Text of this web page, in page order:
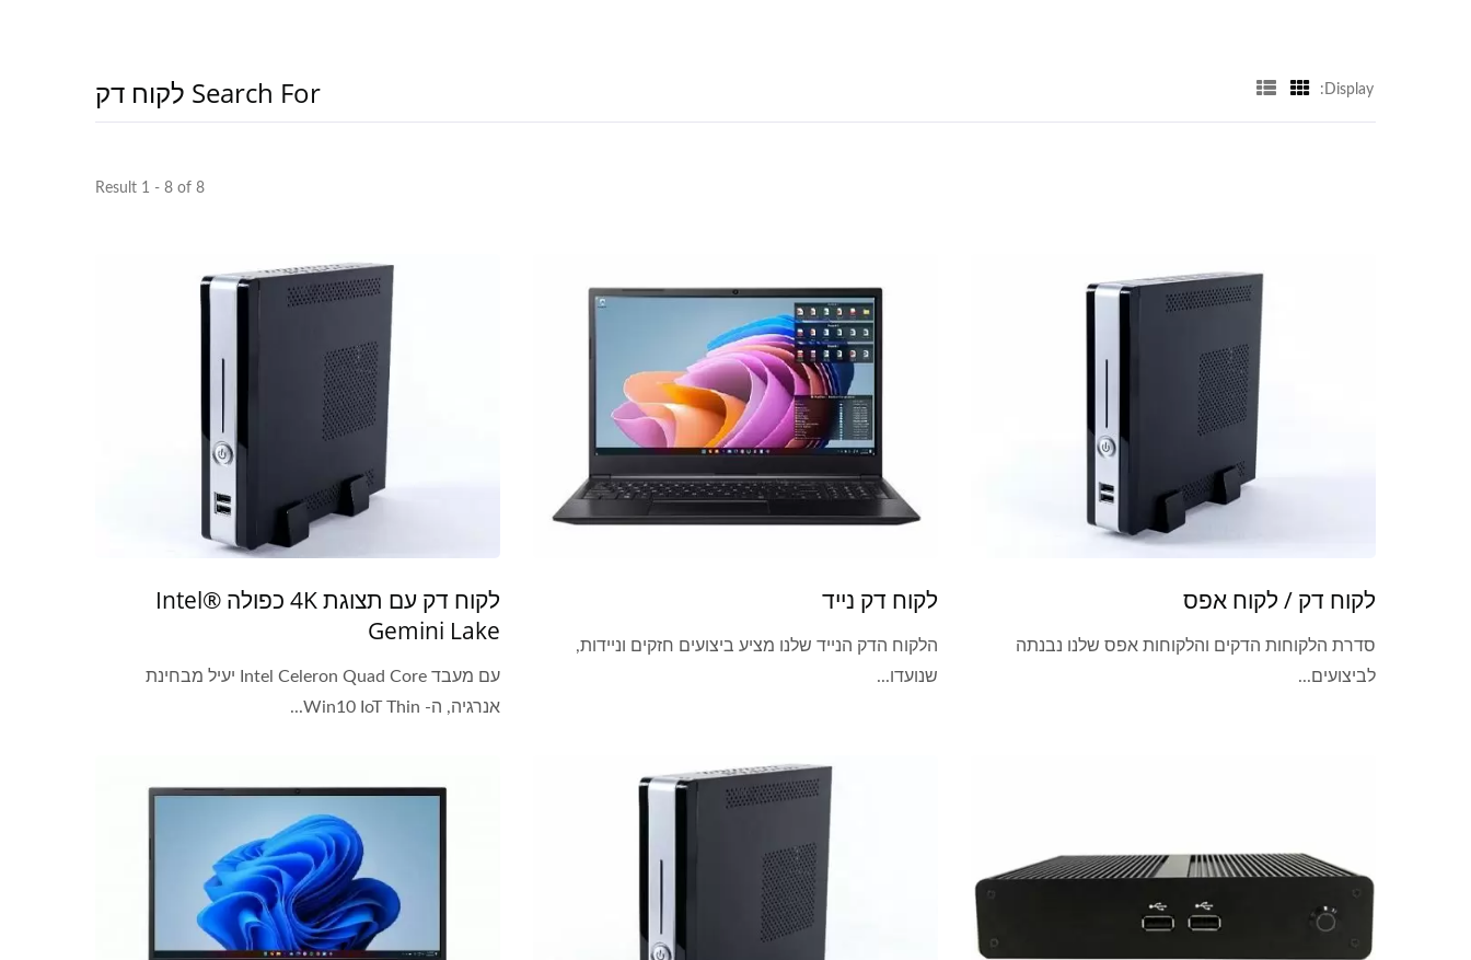
Search For לקוח דק Display:
Result 1 - 8 of 8
לקוח דק / לקוח אפס
סדרת הלקוחות הדקים והלקוחות אפס שלנו נבנתה
לביצועים...
לקוח דק נייד
הלקוח הדק הנייד שלנו מציע ביצועים חזקים וניידות,
שנועדו...
לקוח דק עם תצוגת 4K כפולה Intel®
Gemini Lake
עם מעבד Intel Celeron Quad Core יעיל מבחינת
אנרגיה, ה- Win10 IoT Thin...